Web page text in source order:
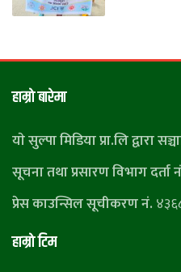
हाम्राे बारेमा
याे सुल्पा मिडिया प्रा.लि द्वारा
सूचना तथा प्रसारण विभाग दर्ता
प्रेस काउन्सिल सूचीकरण नं.
हाम्राे टिम